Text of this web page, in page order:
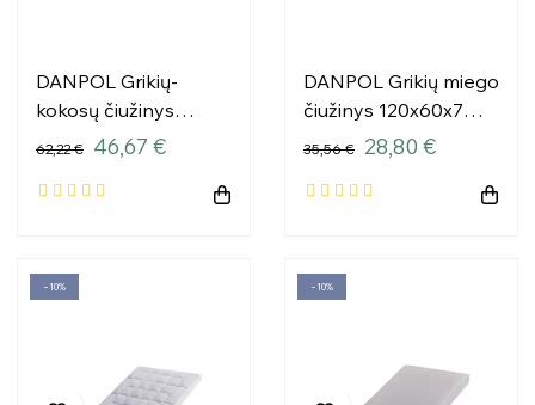
DANPOL Grikių-
kokosų čiužinys
140x70x9 T18
62,22 € 46,67 €
DANPOL Grikių miego
čiužinys 120x60x7
35,56 € 28,80 €
−10% −10%